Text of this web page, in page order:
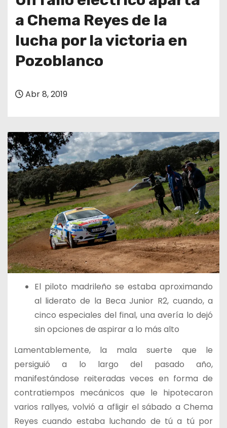
a Chema Reyes de la
lucha por la victoria en
Pozoblanco
Abr 8, 2019
El piloto madrileño se estaba aproximando
al liderato de la Beca Junior R2, cuando, a
cinco especiales del final, una avería lo dejó
sin opciones de aspirar a lo más alto
Lamentablemente, la mala suerte que le
persiguió a lo largo del pasado año,
manifestándose reiteradas veces en forma de
contratiempos mecánicos que le hipotecaron
varios rallyes, volvió a afligir el sábado a Chema
Reyes cuando estaba luchando de tú a tú por